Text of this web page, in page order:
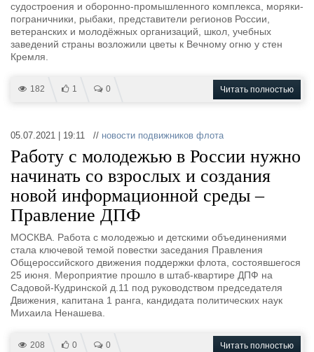
судостроения и оборонно-промышленного комплекса, моряки-
пограничники, рыбаки, представители регионов России,
ветеранских и молодёжных организаций, школ, учебных
заведений страны возложили цветы к Вечному огню у стен
Кремля.
182 1 0 Читать полностью
05.07.2021 | 19:11 // новости подвижников флота
Работу с молодежью в России нужно
начинать со взрослых и создания
новой информационной среды –
Правление ДПФ
МОСКВА. Работа с молодежью и детскими объединениями
стала ключевой темой повестки заседания Правления
Общероссийского движения поддержки флота, состоявшегося
25 июня. Мероприятие прошло в штаб-квартире ДПФ на
Садовой-Кудринской д.11 под руководством председателя
Движения, капитана 1 ранга, кандидата политических наук
Михаила Ненашева.
208 0 0 Читать полностью